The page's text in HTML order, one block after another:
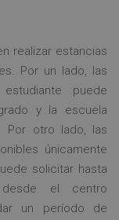
realizar estancias
Por un lado, las
puede
y la escuela
Por otro lado, las
únicamente
solicitar hasta
el centro
un período de